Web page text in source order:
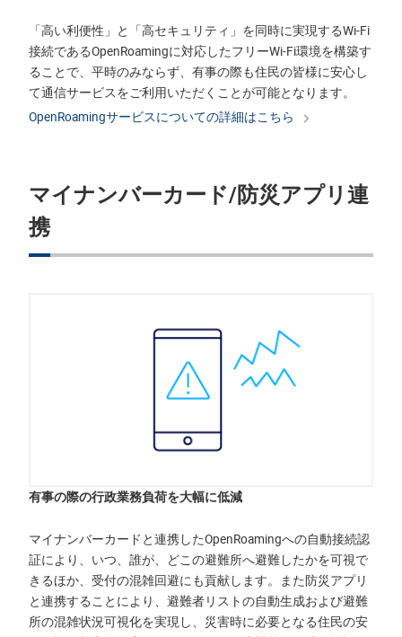
「高い利便性」と「高セキュリティ」を同時に実現するWi-Fi
接続であるOpenRoamingに対応したフリーWi-Fi環境を構築す
ることで、平時のみならず、有事の際も住民の皆様に安心し
て通信サービスをご利用いただくことが可能となります。
OpenRoamingサービスについての詳細はこちら
マイナンバーカード/防災アプリ連
携
有事の際の行政業務負荷を大幅に低減
マイナンバーカードと連携したOpenRoamingへの自動接続認
証により、いつ、誰が、どこの避難所へ避難したかを可視で
きるほか、受付の混雑回避にも貢献します。また防災アプリ
と連携することにより、避難者リストの自動生成および避難
所の混雑状況可視化を実現し、災害時に必要となる住民の安